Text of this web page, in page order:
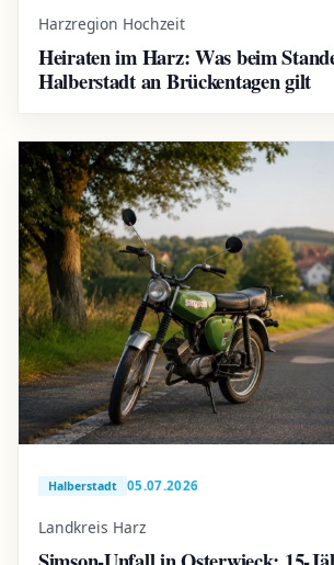
Harzregion Hochzeit
Heiraten im Harz: Was beim
Halberstadt an Brückentagen gilt
Halberstadt 05.07.2026
Landkreis Harz